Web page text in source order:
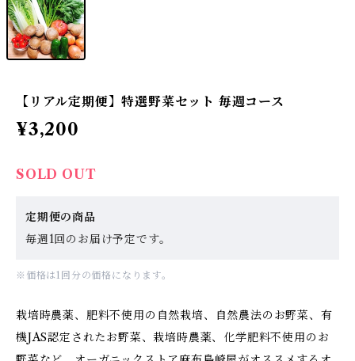
【リアル定期便】特選野菜セット 毎週コース
¥3,200
SOLD OUT
定期便の商品
毎週1回のお届け予定です。
※価格は1回分の価格になります。
栽培時農薬、肥料不使用の自然栽培、自然農法のお野菜、有
機JAS認定されたお野菜、栽培時農薬、化学肥料不使用のお